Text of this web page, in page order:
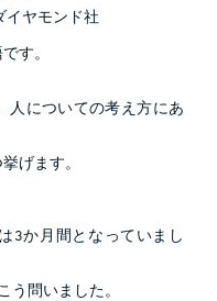
ヤモンド社
す。
人についての考え方にあ
げます。
3か月間となっていまし
問いました。